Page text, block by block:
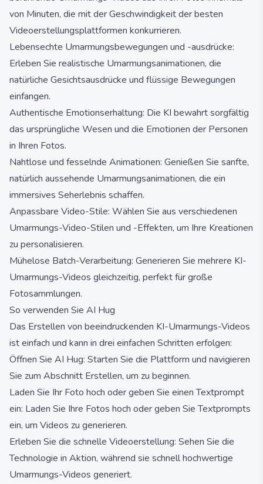
von Minuten, die mit der Geschwindigkeit der besten
Videoerstellungsplattformen konkurrieren.
Lebensechte Umarmungsbewegungen und -ausdrücke:
Erleben Sie realistische Umarmungsanimationen, die
natürliche Gesichtsausdrücke und flüssige Bewegungen
einfangen.
Authentische Emotionserhaltung: Die KI bewahrt sorgfältig
das ursprüngliche Wesen und die Emotionen der Personen
in Ihren Fotos.
Nahtlose und fesselnde Animationen: Genießen Sie sanfte,
natürlich aussehende Umarmungsanimationen, die ein
immersives Seherlebnis schaffen.
Anpassbare Video-Stile: Wählen Sie aus verschiedenen
Umarmungs-Video-Stilen und -Effekten, um Ihre Kreationen
zu personalisieren.
Mühelose Batch-Verarbeitung: Generieren Sie mehrere KI-
Umarmungs-Videos gleichzeitig, perfekt für große
Fotosammlungen.
So verwenden Sie AI Hug
Das Erstellen von beeindruckenden KI-Umarmungs-Videos
ist einfach und kann in drei einfachen Schritten erfolgen:
Öffnen Sie AI Hug: Starten Sie die Plattform und navigieren
Sie zum Abschnitt Erstellen, um zu beginnen.
Laden Sie Ihr Foto hoch oder geben Sie einen Textprompt
ein: Laden Sie Ihre Fotos hoch oder geben Sie Textprompts
ein, um Videos zu generieren.
Erleben Sie die schnelle Videoerstellung: Sehen Sie die
Technologie in Aktion, während sie schnell hochwertige
Umarmungs-Videos generiert.